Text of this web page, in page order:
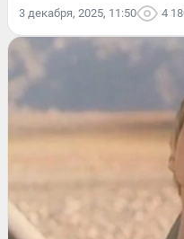
3 декабря, 2025, 11:50 4